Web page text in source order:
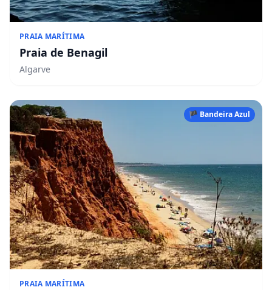
PRAIA MARÍTIMA
Praia de Benagil
Algarve
🏴 Bandeira Azul
PRAIA MARÍTIMA